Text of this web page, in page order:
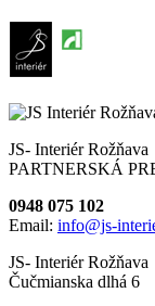
JS- Interiér Rožňava
PARTNERSKÁ
0948 075 102
Email: info@js-
JS- Interiér Rožňava
Čučmianska dlhá 6